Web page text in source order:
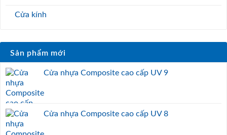
Cửa kính
Sản phẩm mới
Cửa nhựa Composite cao cấp UV 9
Cửa nhựa Composite cao cấp UV 8